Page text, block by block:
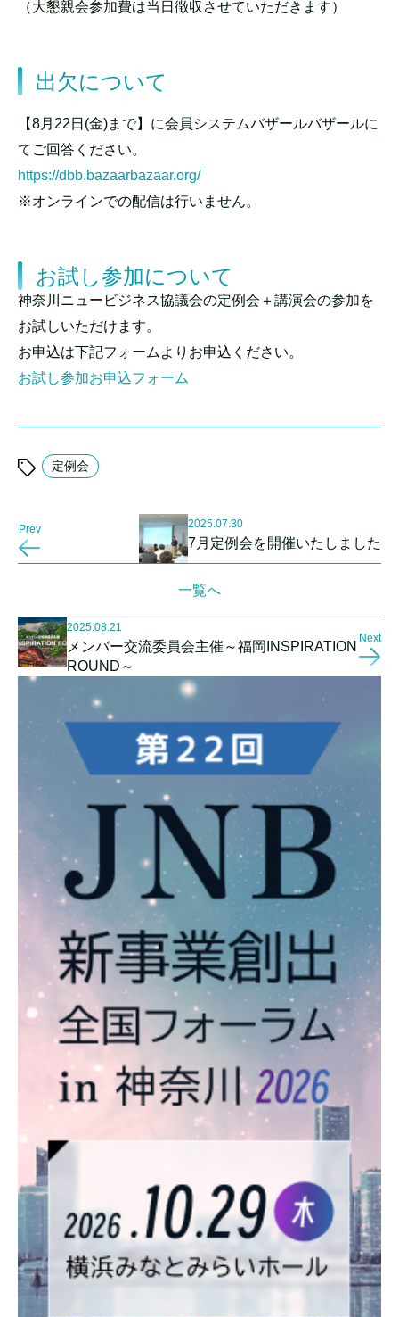
（大懇親会参加費は当日徴収させていただきます）
出欠について
【8月22日(金)まで】に会員システムバザールバザールに
てご回答ください。
https://dbb.bazaarbazaar.org/
※オンラインでの配信は行いません。
お試し参加について
神奈川ニュービジネス協議会の定例会＋講演会の参加を
お試しいただけます。
お申込は下記フォームよりお申込ください。
お試し参加お申込フォーム
定例会
Prev 2025.07.30
7月定例会を開催いたしました
一覧へ
2025.08.21
メンバー交流委員会主催～福岡INSPIRATION
ROUND～
Next